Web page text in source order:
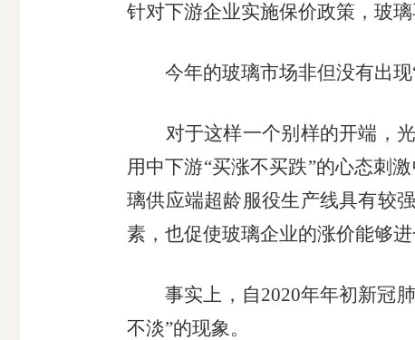
针对下游企业实施保价政策，玻
今年的玻璃市场非但没有出现
对于这样一个别样的开端，
用中下游“买涨不买跌”的心态刺
璃供应端超龄服役生产线具有较
素，也促使玻璃企业的涨价能够
事实上，自2020年年初新冠
不淡”的现象。